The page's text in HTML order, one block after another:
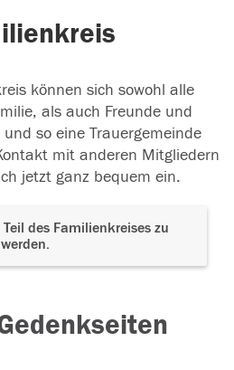
können sich sowohl alle
als auch Freunde und
so eine Trauergemeinde
mit anderen Mitgliedern
jetzt ganz bequem ein.
des Familienkreises zu
werden.